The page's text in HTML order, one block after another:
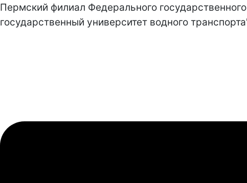
Пермский филиал Федерального
государственный университет водного